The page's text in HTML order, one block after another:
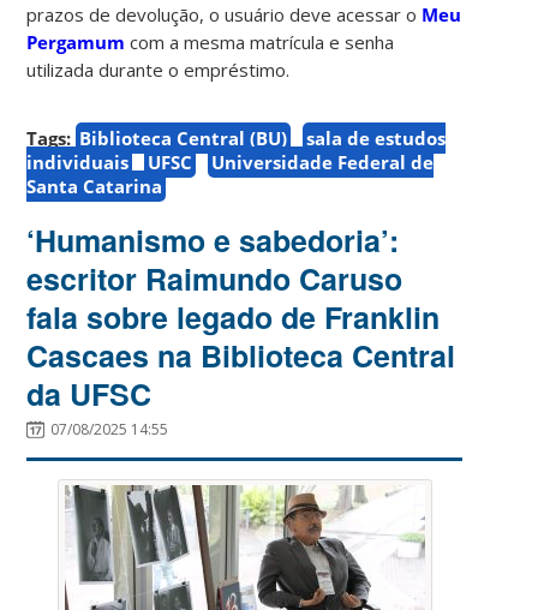
prazos de devolução, o usuário deve acessar o Meu
Pergamum com a mesma matrícula e senha
utilizada durante o empréstimo.
Tags: Biblioteca Central (BU)
sala de estudos
individuais
UFSC
Universidade Federal de
Santa Catarina
‘Humanismo e sabedoria’:
escritor Raimundo Caruso
fala sobre legado de Franklin
Cascaes na Biblioteca Central
da UFSC
07/08/2025 14:55